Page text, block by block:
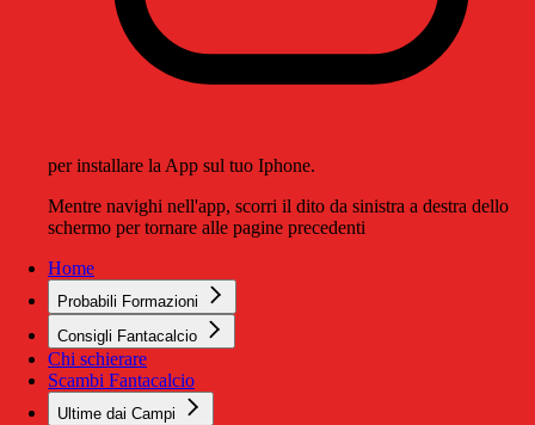
per installare la App sul tuo Iphone.
Mentre navighi nell'app, scorri il dito da sinistra a destra dello
schermo per tornare alle pagine precedenti
Home
Probabili Formazioni
Consigli Fantacalcio
Chi schierare
Scambi Fantacalcio
Ultime dai Campi